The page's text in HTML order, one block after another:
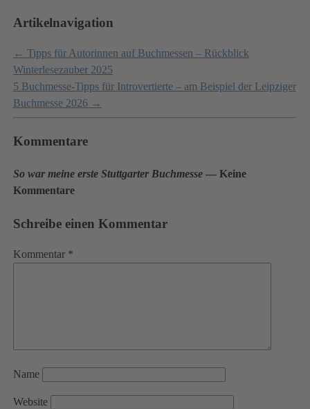
Artikelnavigation
← Tipps für Autorinnen auf Buchmessen – Rückblick
Winterlesezauber 2025
5 Buchmesse-Tipps für Introvertierte – am Beispiel der Leipziger
Buchmesse 2026 →
Kommentare
So war meine erste Stuttgarter Buchmesse— Keine
Kommentare
Schreibe einen Kommentar
Kommentar *
Name
Website